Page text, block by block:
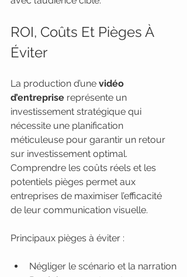
ROI, Coûts Et Pièges À
Éviter
La production d’une vidéo
d’entreprise représente un
investissement stratégique qui
nécessite une planification
méticuleuse pour garantir un retour
sur investissement optimal.
Comprendre les coûts réels et les
potentiels pièges permet aux
entreprises de maximiser l’efficacité
de leur communication visuelle.
Principaux pièges à éviter :
Négliger le scénario et la narration